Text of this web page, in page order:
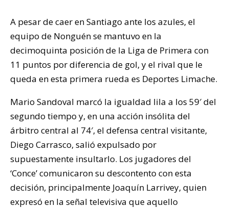
A pesar de caer en Santiago ante los azules, el
equipo de Nonguén se mantuvo en la
decimoquinta posición de la Liga de Primera con
11 puntos por diferencia de gol, y el rival que le
queda en esta primera rueda es Deportes Limache.
Mario Sandoval marcó la igualdad lila a los 59′ del
segundo tiempo y, en una acción insólita del
árbitro central al 74′, el defensa central visitante,
Diego Carrasco, salió expulsado por
supuestamente insultarlo. Los jugadores del
‘Conce’ comunicaron su descontento con esta
decisión, principalmente Joaquín Larrivey, quien
expresó en la señal televisiva que aquello